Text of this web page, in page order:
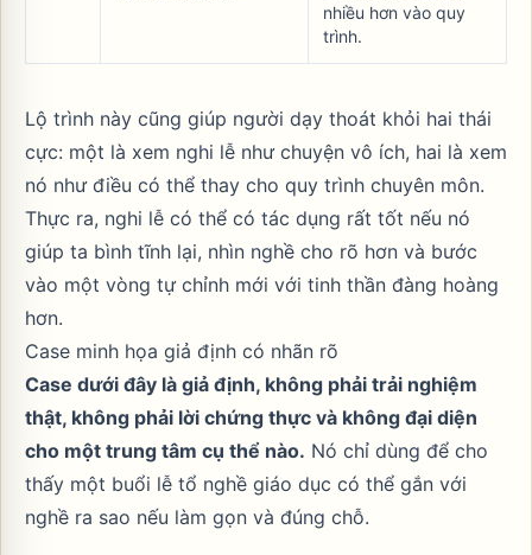
nhiều hơn vào quy
trình.
Lộ trình này cũng giúp người dạy thoát khỏi hai thái
cực: một là xem nghi lễ như chuyện vô ích, hai là xem
nó như điều có thể thay cho quy trình chuyên môn.
Thực ra, nghi lễ có thể có tác dụng rất tốt nếu nó
giúp ta bình tĩnh lại, nhìn nghề cho rõ hơn và bước
vào một vòng tự chỉnh mới với tinh thần đàng hoàng
hơn.
Case minh họa giả định có nhãn rõ
Case dưới đây là giả định, không phải trải nghiệm
thật, không phải lời chứng thực và không đại diện
cho một trung tâm cụ thể nào. Nó chỉ dùng để cho
thấy một buổi lễ tổ nghề giáo dục có thể gắn với
nghề ra sao nếu làm gọn và đúng chỗ.